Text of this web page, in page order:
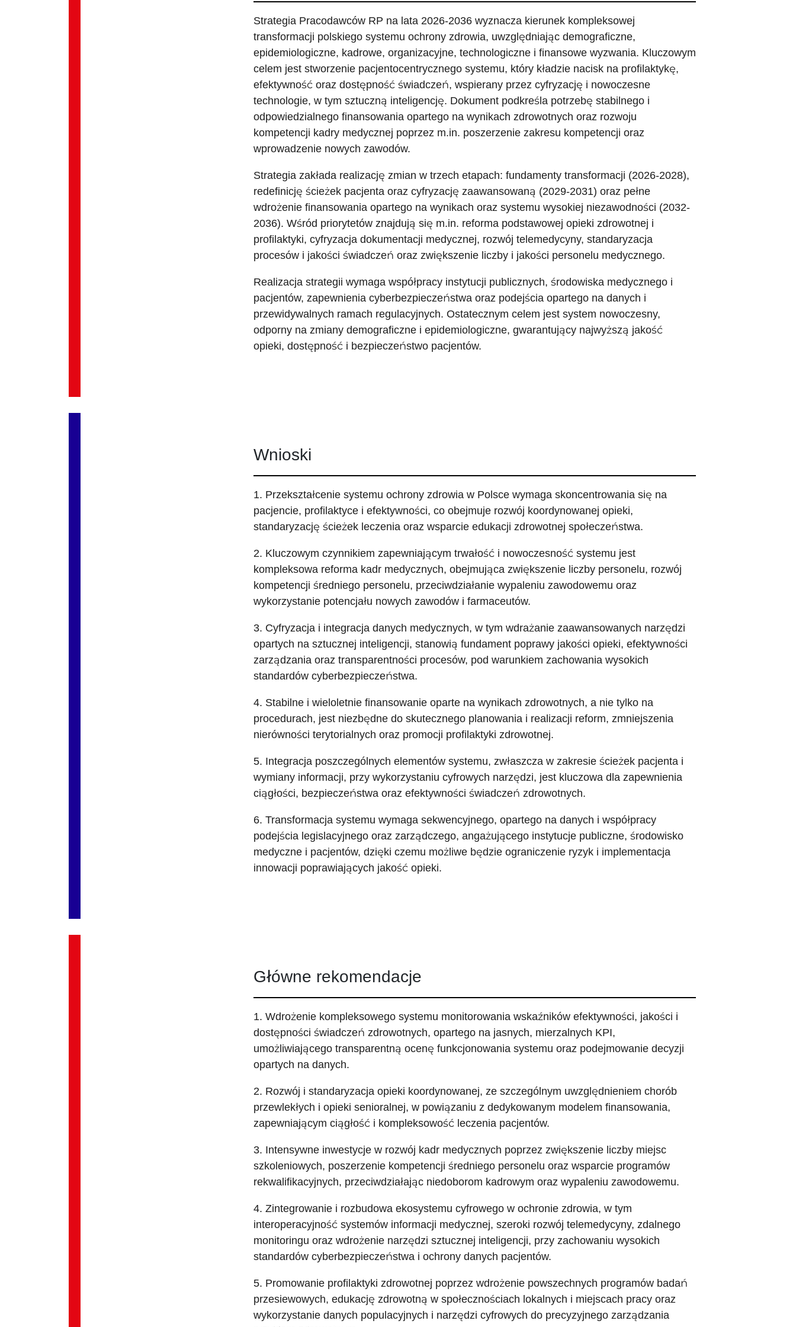
Strategia Pracodawców RP na lata 2026-2036 wyznacza kierunek kompleksowej
transformacji polskiego systemu ochrony zdrowia, uwzględniając demograficzne,
epidemiologiczne, kadrowe, organizacyjne, technologiczne i finansowe wyzwania. Kluczowym
celem jest stworzenie pacjentocentrycznego systemu, który kładzie nacisk na profilaktykę,
efektywność oraz dostępność świadczeń, wspierany przez cyfryzację i nowoczesne
technologie, w tym sztuczną inteligencję. Dokument podkreśla potrzebę stabilnego i
odpowiedzialnego finansowania opartego na wynikach zdrowotnych oraz rozwoju
kompetencji kadry medycznej poprzez m.in. poszerzenie zakresu kompetencji oraz
wprowadzenie nowych zawodów.
Strategia zakłada realizację zmian w trzech etapach: fundamenty transformacji (2026-2028),
redefinicję ścieżek pacjenta oraz cyfryzację zaawansowaną (2029-2031) oraz pełne
wdrożenie finansowania opartego na wynikach oraz systemu wysokiej niezawodności (2032-
2036). Wśród priorytetów znajdują się m.in. reforma podstawowej opieki zdrowotnej i
profilaktyki, cyfryzacja dokumentacji medycznej, rozwój telemedycyny, standaryzacja
procesów i jakości świadczeń oraz zwiększenie liczby i jakości personelu medycznego.
Realizacja strategii wymaga współpracy instytucji publicznych, środowiska medycznego i
pacjentów, zapewnienia cyberbezpieczeństwa oraz podejścia opartego na danych i
przewidywalnych ramach regulacyjnych. Ostatecznym celem jest system nowoczesny,
odporny na zmiany demograficzne i epidemiologiczne, gwarantujący najwyższą jakość
opieki, dostępność i bezpieczeństwo pacjentów.
Wnioski
1. Przekształcenie systemu ochrony zdrowia w Polsce wymaga skoncentrowania się na
pacjencie, profilaktyce i efektywności, co obejmuje rozwój koordynowanej opieki,
standaryzację ścieżek leczenia oraz wsparcie edukacji zdrowotnej społeczeństwa.
2. Kluczowym czynnikiem zapewniającym trwałość i nowoczesność systemu jest
kompleksowa reforma kadr medycznych, obejmująca zwiększenie liczby personelu, rozwój
kompetencji średniego personelu, przeciwdziałanie wypaleniu zawodowemu oraz
wykorzystanie potencjału nowych zawodów i farmaceutów.
3. Cyfryzacja i integracja danych medycznych, w tym wdrażanie zaawansowanych narzędzi
opartych na sztucznej inteligencji, stanowią fundament poprawy jakości opieki, efektywności
zarządzania oraz transparentności procesów, pod warunkiem zachowania wysokich
standardów cyberbezpieczeństwa.
4. Stabilne i wieloletnie finansowanie oparte na wynikach zdrowotnych, a nie tylko na
procedurach, jest niezbędne do skutecznego planowania i realizacji reform, zmniejszenia
nierówności terytorialnych oraz promocji profilaktyki zdrowotnej.
5. Integracja poszczególnych elementów systemu, zwłaszcza w zakresie ścieżek pacjenta i
wymiany informacji, przy wykorzystaniu cyfrowych narzędzi, jest kluczowa dla zapewnienia
ciągłości, bezpieczeństwa oraz efektywności świadczeń zdrowotnych.
6. Transformacja systemu wymaga sekwencyjnego, opartego na danych i współpracy
podejścia legislacyjnego oraz zarządczego, angażującego instytucje publiczne, środowisko
medyczne i pacjentów, dzięki czemu możliwe będzie ograniczenie ryzyk i implementacja
innowacji poprawiających jakość opieki.
Główne rekomendacje
1. Wdrożenie kompleksowego systemu monitorowania wskaźników efektywności, jakości i
dostępności świadczeń zdrowotnych, opartego na jasnych, mierzalnych KPI,
umożliwiającego transparentną ocenę funkcjonowania systemu oraz podejmowanie decyzji
opartych na danych.
2. Rozwój i standaryzacja opieki koordynowanej, ze szczególnym uwzględnieniem chorób
przewlekłych i opieki senioralnej, w powiązaniu z dedykowanym modelem finansowania,
zapewniającym ciągłość i kompleksowość leczenia pacjentów.
3. Intensywne inwestycje w rozwój kadr medycznych poprzez zwiększenie liczby miejsc
szkoleniowych, poszerzenie kompetencji średniego personelu oraz wsparcie programów
rekwalifikacyjnych, przeciwdziałając niedoborom kadrowym oraz wypaleniu zawodowemu.
4. Zintegrowanie i rozbudowa ekosystemu cyfrowego w ochronie zdrowia, w tym
interoperacyjność systemów informacji medycznej, szeroki rozwój telemedycyny, zdalnego
monitoringu oraz wdrożenie narzędzi sztucznej inteligencji, przy zachowaniu wysokich
standardów cyberbezpieczeństwa i ochrony danych pacjentów.
5. Promowanie profilaktyki zdrowotnej poprzez wdrożenie powszechnych programów badań
przesiewowych, edukację zdrowotną w społecznościach lokalnych i miejscach pracy oraz
wykorzystanie danych populacyjnych i narzędzi cyfrowych do precyzyjnego zarządzania